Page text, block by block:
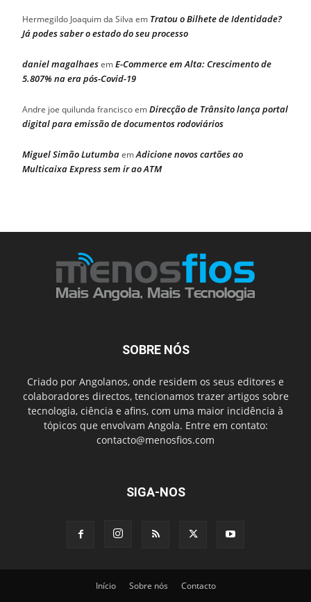
Hermegildo Joaquim da Silva em Tratou o Bilhete de Identidade?
Já podes saber o estado do seu processo
daniel magalhaesemE-Commerce em Alta: Crescimento de
5.807% na era pós-Covid-19
Andre joe quilunda franciscoemDirecção de Trânsito lança portal
digital para emissão de documentos rodoviários
Miguel Simão LutumbaemAdicione novos cartões ao
Multicaixa Express sem ir ao ATM
SOBRE NÓS
Criado por Angolanos, onde residem os seus editores e
colaboradores directos, tencionamos trazer artigos sobre
tecnologia, ciência e afins, com uma maior incidência à
tópicos que envolvam Angola. Entre em contato:
contacto@menosfios.com
SIGA-NOS
Início Sobre nós Contacto